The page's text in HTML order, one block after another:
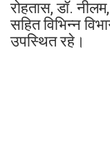
रोहतास, डॉ.
सहित विभिन्न
उपस्थित रहे।